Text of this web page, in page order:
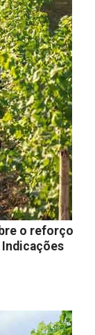
o reforço